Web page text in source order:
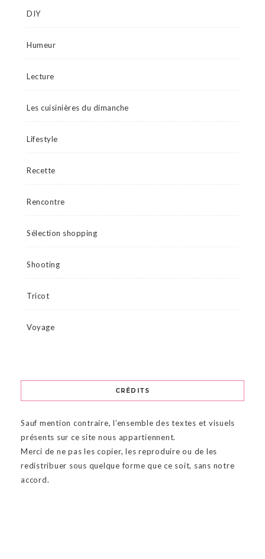
DIY
Humeur
Lecture
Les cuisinières du dimanche
Lifestyle
Recette
Rencontre
Sélection shopping
Shooting
Tricot
Voyage
CRÉDITS
Sauf mention contraire, l’ensemble des textes et visuels
présents sur ce site nous appartiennent.
Merci de ne pas les copier, les reproduire ou de les
redistribuer sous quelque forme que ce soit, sans notre
accord.